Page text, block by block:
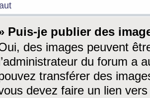
Puis-je publier des
des images peuvent
du forum a
transférer des
devez faire un lien